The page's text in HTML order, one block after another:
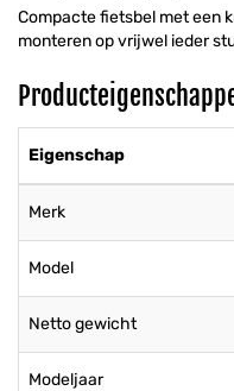
Compacte fietsbel met een
monteren op vrijwel ieder
Eigenschap
Merk
Model
Netto gewicht
Modeljaar